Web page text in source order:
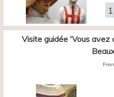
Visite guidée 'Vous